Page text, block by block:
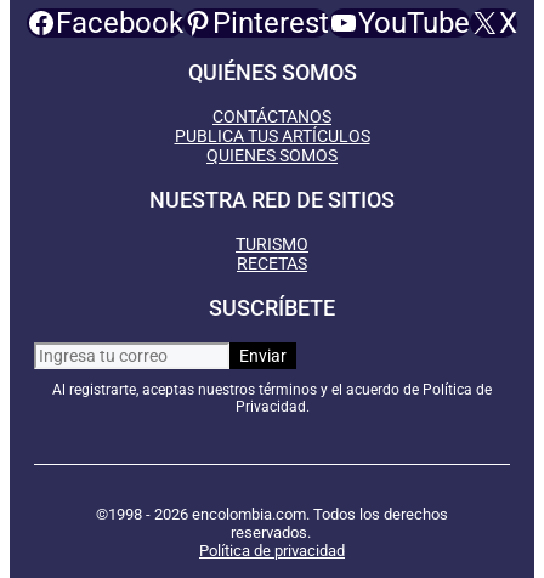
Facebook Pinterest YouTube X
QUIÉNES SOMOS
CONTÁCTANOS
PUBLICA TUS ARTÍCULOS
QUIENES SOMOS
NUESTRA RED DE SITIOS
TURISMO
RECETAS
SUSCRÍBETE
Al registrarte, aceptas nuestros términos y el acuerdo de Política de
Privacidad.
©1998 - 2026 encolombia.com. Todos los derechos
reservados.
Política de privacidad